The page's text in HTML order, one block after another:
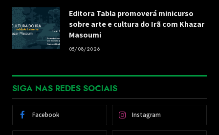
Editora Tabla promoverá minicurso
sobre arte e cultura do Irã com Khazar
Masoumi
05/08/2026
SIGA NAS REDES SOCIAIS
Facebook Instagram